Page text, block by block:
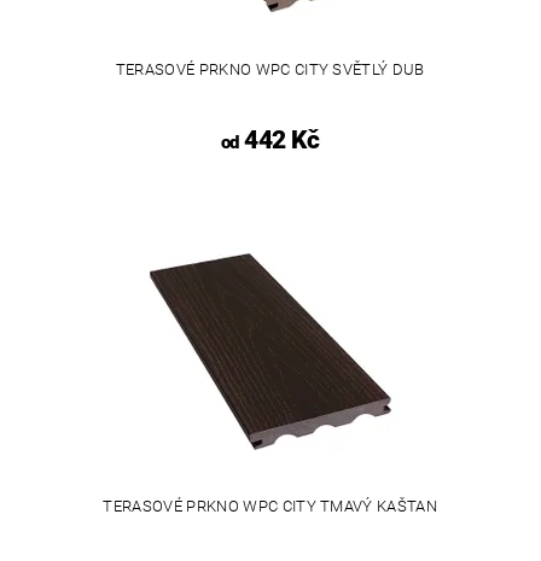
TERASOVÉ PRKNO WPC CITY SVĚTLÝ DUB
od442 Kč
TERASOVÉ PRKNO WPC CITY TMAVÝ KAŠTAN